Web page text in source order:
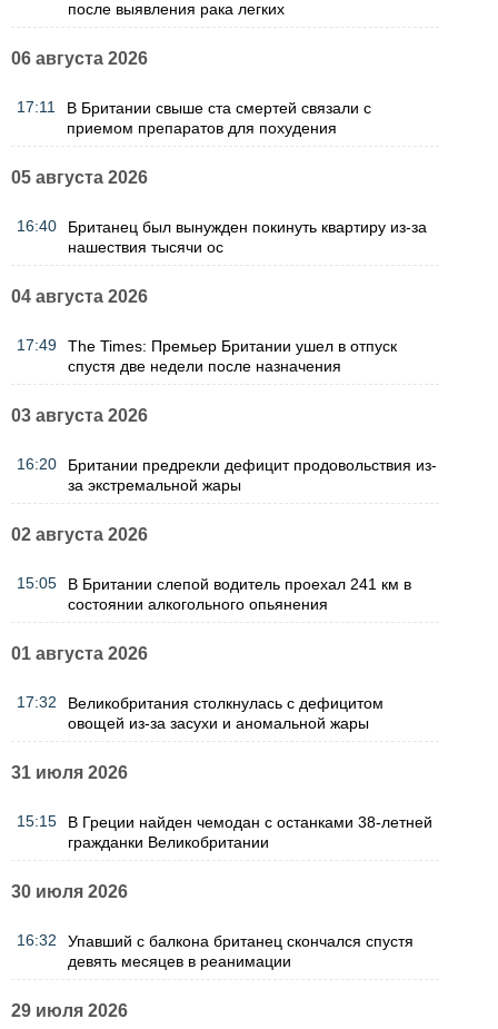
после выявления рака легких
06 августа 2026
17:11
В Британии свыше ста смертей связали с
приемом препаратов для похудения
05 августа 2026
16:40
Британец был вынужден покинуть квартиру из-за
нашествия тысячи ос
04 августа 2026
17:49
The Times: Премьер Британии ушел в отпуск
спустя две недели после назначения
03 августа 2026
16:20
Британии предрекли дефицит продовольствия из-
за экстремальной жары
02 августа 2026
15:05
В Британии слепой водитель проехал 241 км в
состоянии алкогольного опьянения
01 августа 2026
17:32
Великобритания столкнулась с дефицитом
овощей из-за засухи и аномальной жары
31 июля 2026
15:15
В Греции найден чемодан с останками 38-летней
гражданки Великобритании
30 июля 2026
16:32
Упавший с балкона британец скончался спустя
девять месяцев в реанимации
29 июля 2026